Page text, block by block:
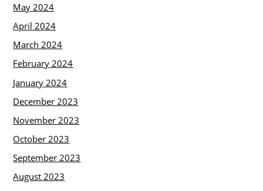
May 2024
April 2024
March 2024
February 2024
January 2024
December 2023
November 2023
October 2023
September 2023
August 2023